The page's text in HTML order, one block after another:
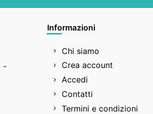
-
Informazioni
Chi siamo
Crea account
Accedi
Contatti
Termini e condizioni